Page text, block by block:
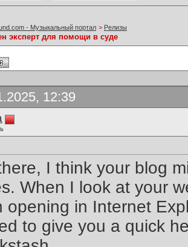
- Музыкальный портал > Релизы
эксперт для помощи в суде
12:39
I think your blog
When I look at your
opening in Internet
to give you a quick